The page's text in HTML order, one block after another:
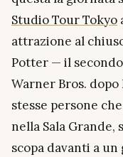
Studio Tour Tokyo
attrazione al
Potter — il
Warner Bros.
stesse persone
nella Sala Grande,
scopa davanti a